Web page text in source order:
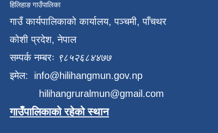
हिलिहाङ गाउँपालिका
गाउँ कार्यपालिकाको कार्यालय, पञ्चमी, पाँचथर
कोशी प्रदेश, नेपाल
सम्पर्क नम्बरः ९८५२६८४४७७
इमेल: info@hilihangmun.gov.np
hilihangruralmun@gmail.com
गाउँपालिकाको रहेको स्थान